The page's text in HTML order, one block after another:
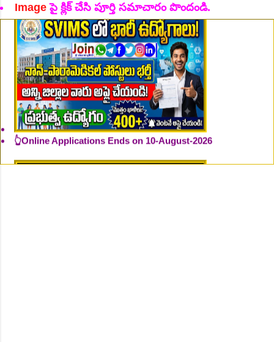
Imageపై క్లిక్ చేసి పూర్తి సమాచారం పొందండి.
👆Online Applications Ends on 10-August-2026